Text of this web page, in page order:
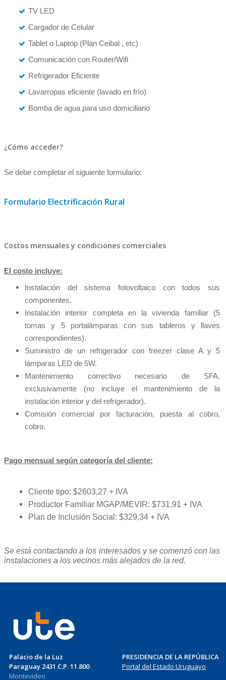
TV LED
Cargador de Celular
Tablet o Laptop (Plan Ceibal , etc)
Comunicación con Router/Wifi
Refrigerador Eficiente
Lavarropas eficiente (lavado en frío)
Bomba de agua para uso domiciliario
¿Cómo acceder?
Se debe completar el siguiente formulario:
Formulario Electrificación Rural
Costos mensuales y condiciones comerciales
El costo incluye:
Instalación del sistema fotovoltaico con todos sus
componentes.
Instalación interior completa en la vivienda familiar (5
tomas y 5 portalámparas con sus tableros y llaves
correspondientes).
Suministro de un refrigerador con freezer clase A y 5
lámparas LED de 5W.
Mantenimiento correctivo necesario de SFA,
exclusivamente (no incluye el mantenimiento de la
instalación interior y del refrigerador).
Comisión comercial por facturación, puesta al cobro,
cobro.
Pago mensual según categoría del cliente:
Cliente tipo: $2603,27 + IVA
Productor Familiar MGAP/MEVIR: $731,91 + IVA
Plan de Inclusión Social: $329,34 + IVA
Se está contactando a los interesados y se comenzó con las
instalaciones a los vecinos más alejados de la red.
Palacio de la Luz
Paraguay 2431 C.P. 11.800
Montevideo
PRESIDENCIA DE LA REPÚBLICA
Portal del Estado Uruguayo